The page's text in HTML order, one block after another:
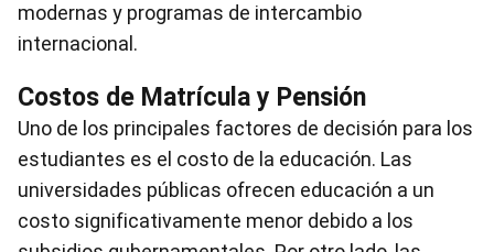
modernas y programas de intercambio
internacional.
Costos de Matrícula y Pensión
Uno de los principales factores de decisión para los
estudiantes es el costo de la educación. Las
universidades públicas ofrecen educación a un
costo significativamente menor debido a los